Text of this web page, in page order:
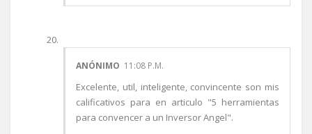
ANÓNIMO 11:08 P.M.
Excelente, util, inteligente, convincente son mis
calificativos para en articulo "5 herramientas
para convencer a un Inversor Angel".